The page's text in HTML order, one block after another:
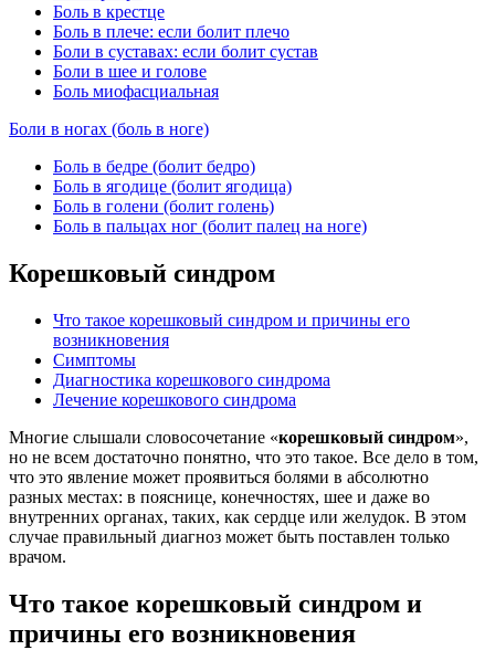
Боль в крестце
Боль в плече: если болит плечо
Боли в суставах: если болит сустав
Боли в шее и голове
Боль миофасциальная
Боли в ногах (боль в ноге)
Боль в бедре (болит бедро)
Боль в ягодице (болит ягодица)
Боль в голени (болит голень)
Боль в пальцах ног (болит палец на ноге)
Корешковый синдром
Что такое корешковый синдром и причины его
возникновения
Симптомы
Диагностика корешкового синдрома
Лечение корешкового синдрома
Многие слышали словосочетание «корешковый синдром»,
но не всем достаточно понятно, что это такое. Все дело в том,
что это явление может проявиться болями в абсолютно
разных местах: в пояснице, конечностях, шее и даже во
внутренних органах, таких, как сердце или желудок. В этом
случае правильный диагноз может быть поставлен только
врачом.
Что такое корешковый синдром и
причины его возникновения